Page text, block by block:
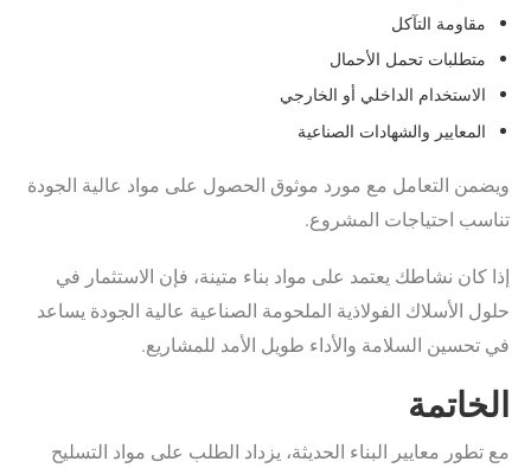
مقاومة التآكل
متطلبات تحمل الأحمال
الاستخدام الداخلي أو الخارجي
المعايير والشهادات الصناعية
ويضمن التعامل مع مورد موثوق الحصول على مواد عالية الجودة
تناسب احتياجات المشروع.
إذا كان نشاطك يعتمد على مواد بناء متينة، فإن الاستثمار في
حلول الأسلاك الفولاذية الملحومة الصناعية عالية الجودة يساعد
في تحسين السلامة والأداء طويل الأمد للمشاريع.
الخاتمة
مع تطور معايير البناء الحديثة، يزداد الطلب على مواد التسليح